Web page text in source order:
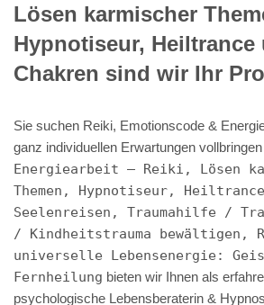
Lösen karmischer
Hypnotiseur, Heiltrance
Chakren sind wir Ihr
Sie suchen Reiki, Emotionscode &
ganz individuellen Erwartungen
Energiearbeit – Reiki, Lösen
Themen, Hypnotiseur,
Seelenreisen, Traumahilfe /
/ Kindheitstrauma bewältigen,
universelle Lebensenergie:
Fernheilung bieten wir Ihnen als
psychologische Lebensberaterin &